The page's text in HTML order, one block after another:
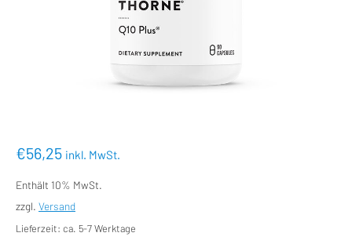
€56,25 inkl. MwSt.
Enthält 10% MwSt.
zzgl. Versand
Lieferzeit: ca. 5-7 Werktage